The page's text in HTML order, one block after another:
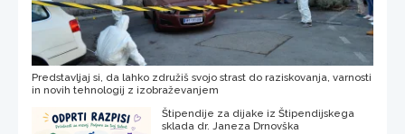
Predstavljaj si, da lahko združiš svojo strast do raziskovanja, varnosti
in novih tehnologij z izobraževanjem
Štipendije za dijake iz Štipendijskega
sklada dr. Janeza Drnovška